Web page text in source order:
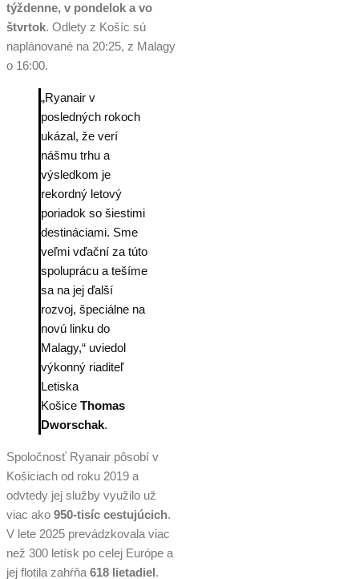
týždenne, v pondelok a vo
štvrtok. Odlety z Košíc sú
naplánované na 20:25, z Malagy
o 16:00.
„Ryanair v
posledných rokoch
ukázal, že verí
nášmu trhu a
výsledkom je
rekordný letový
poriadok so šiestimi
destináciami. Sme
veľmi vďační za túto
spoluprácu a tešíme
sa na jej ďalší
rozvoj, špeciálne na
novú linku do
Malagy,“ uviedol
výkonný riaditeľ
Letiska
Košice Thomas
Dworschak.
Spoločnosť Ryanair pôsobí v
Košiciach od roku 2019 a
odvtedy jej služby využilo už
viac ako 950-tisíc cestujúcich.
V lete 2025 prevádzkovala viac
než 300 letísk po celej Európe a
jej flotila zahŕňa 618 lietadiel.